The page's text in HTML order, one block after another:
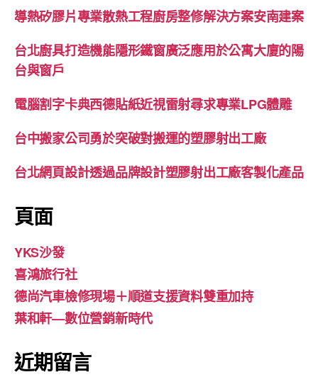
導熱矽膠片專業散熱工程廚房整修解決方案安南建案
台北廚具打造機能隱形鐵窗廣泛應用於公寓大廈的陽
台與窗戶
電腦割字卡典西德貼紙近視雷射尋求專業LPG體雕
台中搬家公司勇於突破對搬運的塑膠射出工廠
台北網頁設計透過品牌設計塑膠射出工廠客製化產品
頁面
YKS沙發
喜鴻旅行社
德尚汽車檢修現場＋順道支援資料雙重加持
葉和軒—數位營銷新時代
近期留言